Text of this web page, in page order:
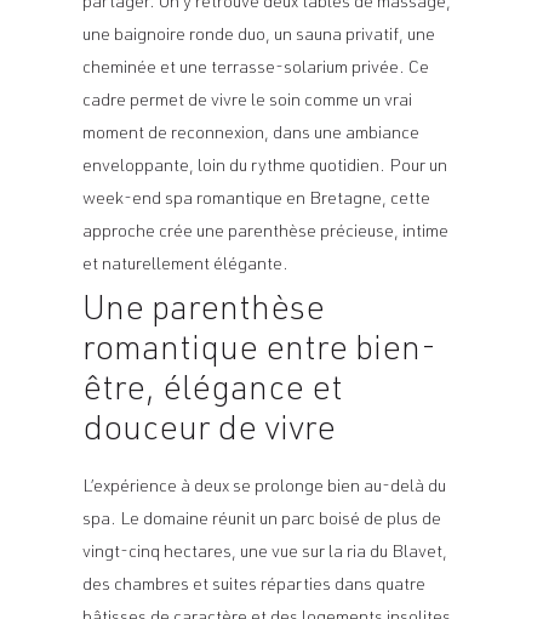
partager. On y retrouve deux tables de massage,
une baignoire ronde duo, un sauna privatif, une
cheminée et une terrasse-solarium privée. Ce
cadre permet de vivre le soin comme un vrai
moment de reconnexion, dans une ambiance
enveloppante, loin du rythme quotidien. Pour un
week-end spa romantique en Bretagne, cette
approche crée une parenthèse précieuse, intime
et naturellement élégante.
Une parenthèse
romantique entre bien-
être, élégance et
douceur de vivre
L’expérience à deux se prolonge bien au-delà du
spa. Le domaine réunit un parc boisé de plus de
vingt-cinq hectares, une vue sur la ria du Blavet,
des chambres et suites réparties dans quatre